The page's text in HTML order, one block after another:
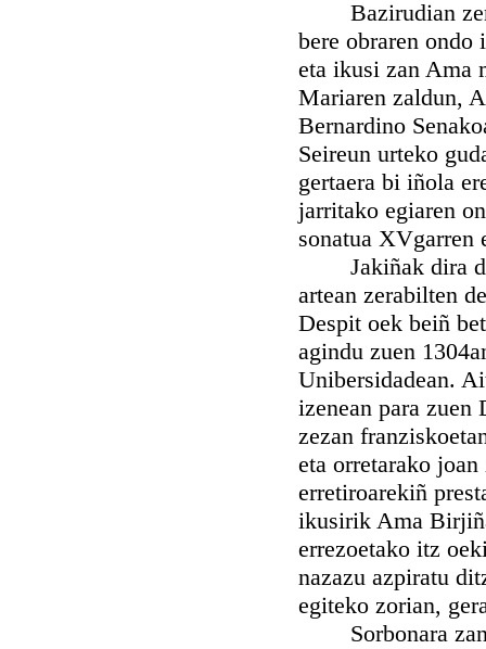
Bazirudian
bere obraren ondo
eta ikusi zan Ama
Mariaren zaldun,
Bernardino
Seireun urteko
gertaera bi iñola
jarritako egiaren
sonatua XVgarren
Jakiñak dira
artean zerabilten
Despit oek beiñ
agindu zuen
Unibersidadean.
izenean para zuen
zezan
eta orretarako
erretiroarekiñ
ikusirik Ama
errezoetako itz
nazazu azpiratu
egiteko zorian,
Sorbonara